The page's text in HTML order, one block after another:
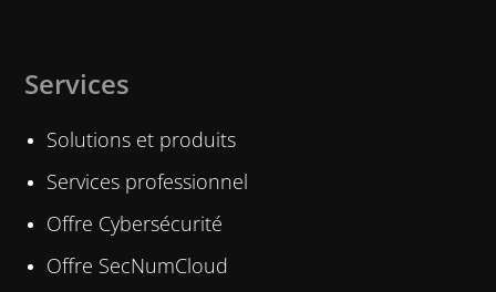
Services
Solutions et produits
Services professionnel
Offre Cybersécurité
Offre SecNumCloud